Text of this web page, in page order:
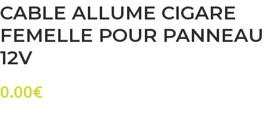
CABLE ALLUME CIGARE
FEMELLE POUR PANNEAU
12V
0.00€